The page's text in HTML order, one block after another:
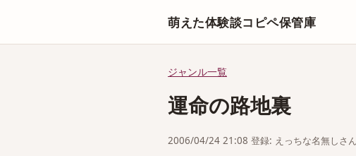
萌えた体験談コピペ保管庫
ジャンル一覧
運命の路地裏
2006/04/24 21:08 登録: えっちな名無しさん